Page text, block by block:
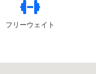
フリーウェイト